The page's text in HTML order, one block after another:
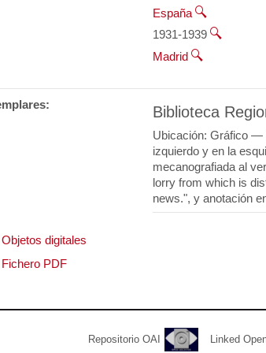
España
1931-1939
Madrid
Biblioteca
Ubicación: Gráfico —
izquierdo y en la
mecanografiada al
lorry from which is
news.", y anotación
Objetos digitales
Fichero PDF
Repositorio OAI Linked